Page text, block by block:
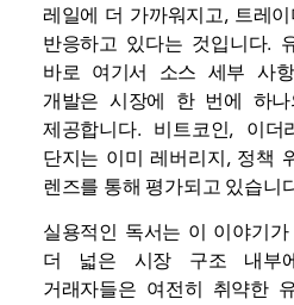
레일에 더 가까워지고, 트레
반응하고 있다는 것입니다.
바로 여기서 소스 세부 사
개발은 시장에 한 번에 하
제공합니다. 비트코인, 이더
단지는 이미 레버리지, 정책
렌즈를 통해 평가되고 있습니
실용적인 독서는 이 이야기
더 넓은 시장 구조 내부
거래자들은 여전히 ​​취약한